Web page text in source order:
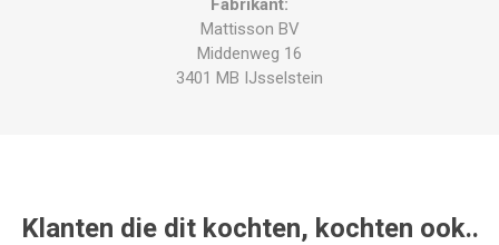
Fabrikant:
Mattisson BV
Middenweg 16
3401 MB IJsselstein
Klanten die dit kochten, kochten ook..